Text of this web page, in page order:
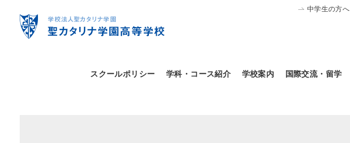
中学生の方へ
スクールポリシー 学科・コース紹介 学校案内 国際交流・留学